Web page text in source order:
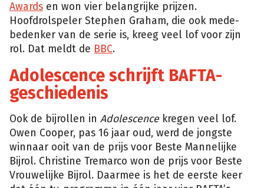
Awards en won vier belangrijke prijzen.
Hoofdrolspeler Stephen Graham, die ook mede-
bedenker van de serie is, kreeg veel lof voor zijn
rol. Dat meldt de BBC.
Adolescence schrijft BAFTA-
geschiedenis
Ook de bijrollen in Adolescencekregen veel lof.
Owen Cooper, pas 16 jaar oud, werd de jongste
winnaar ooit van de prijs voor Beste Mannelijke
Bijrol. Christine Tremarco won de prijs voor Beste
Vrouwelijke Bijrol. Daarmee is het de eerste keer